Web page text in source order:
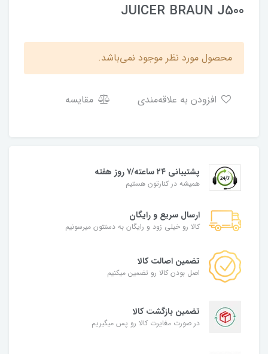
JUICER BRAUN J500
محصول مورد نظر موجود نمی‌باشد.
مقایسه
پشتیبانی ۲۴ ساعته/۷ روز هفته
همیشه در کنارتون هستیم
ارسال سریع و رایگان
کالا رو خیلی زود و رایگان به دستتون میرسونیم
تضمین اصالت کالا
اصل بودن کالا رو تضمین میکنیم
تضمین بازگشت کالا
در صورت مغایرت کالا رو پس میگیریم